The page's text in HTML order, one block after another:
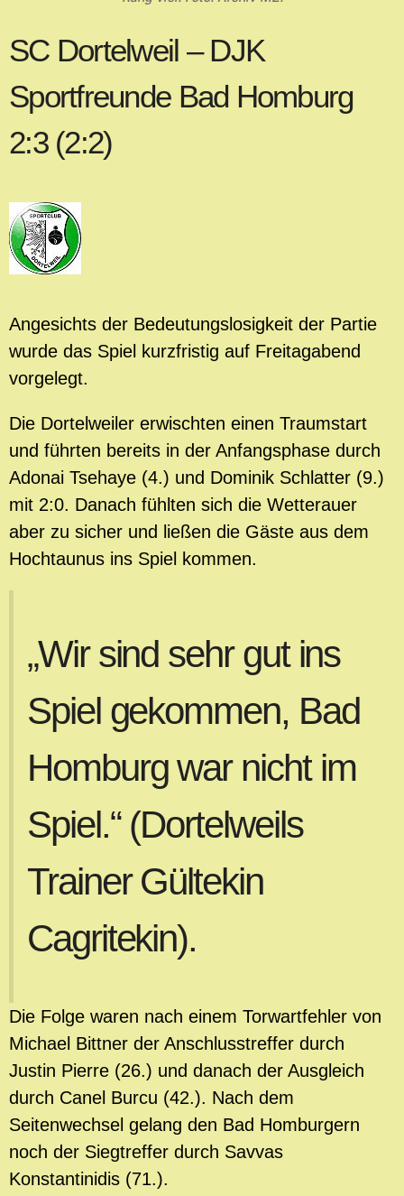
SC Dortelweil – DJK
Sportfreunde Bad Homburg
2:3 (2:2)
Angesichts der Bedeutungslosigkeit der Partie
wurde das Spiel kurzfristig auf Freitagabend
vorgelegt.
Die Dortelweiler erwischten einen Traumstart
und führten bereits in der Anfangsphase durch
Adonai Tsehaye (4.) und Dominik Schlatter (9.)
mit 2:0. Danach fühlten sich die Wetterauer
aber zu sicher und ließen die Gäste aus dem
Hochtaunus ins Spiel kommen.
„Wir sind sehr gut ins
Spiel gekommen, Bad
Homburg war nicht im
Spiel.“ (Dortelweils
Trainer Gültekin
Cagritekin).
Die Folge waren nach einem Torwartfehler von
Michael Bittner der Anschlusstreffer durch
Justin Pierre (26.) und danach der Ausgleich
durch Canel Burcu (42.). Nach dem
Seitenwechsel gelang den Bad Homburgern
noch der Siegtreffer durch Savvas
Konstantinidis (71.).